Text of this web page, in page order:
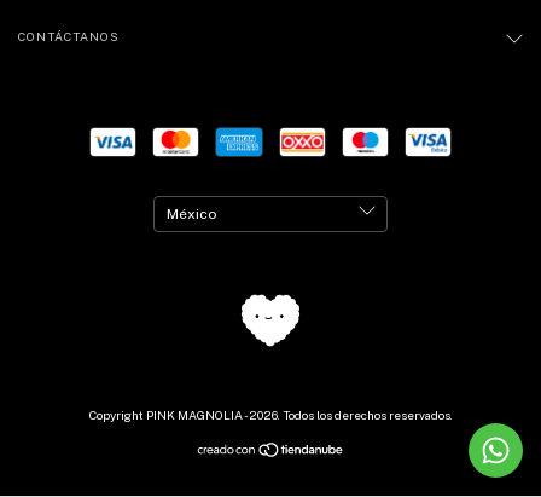
CONTÁCTANOS
Copyright PINK MAGNOLIA - 2026. Todos los derechos reservados.